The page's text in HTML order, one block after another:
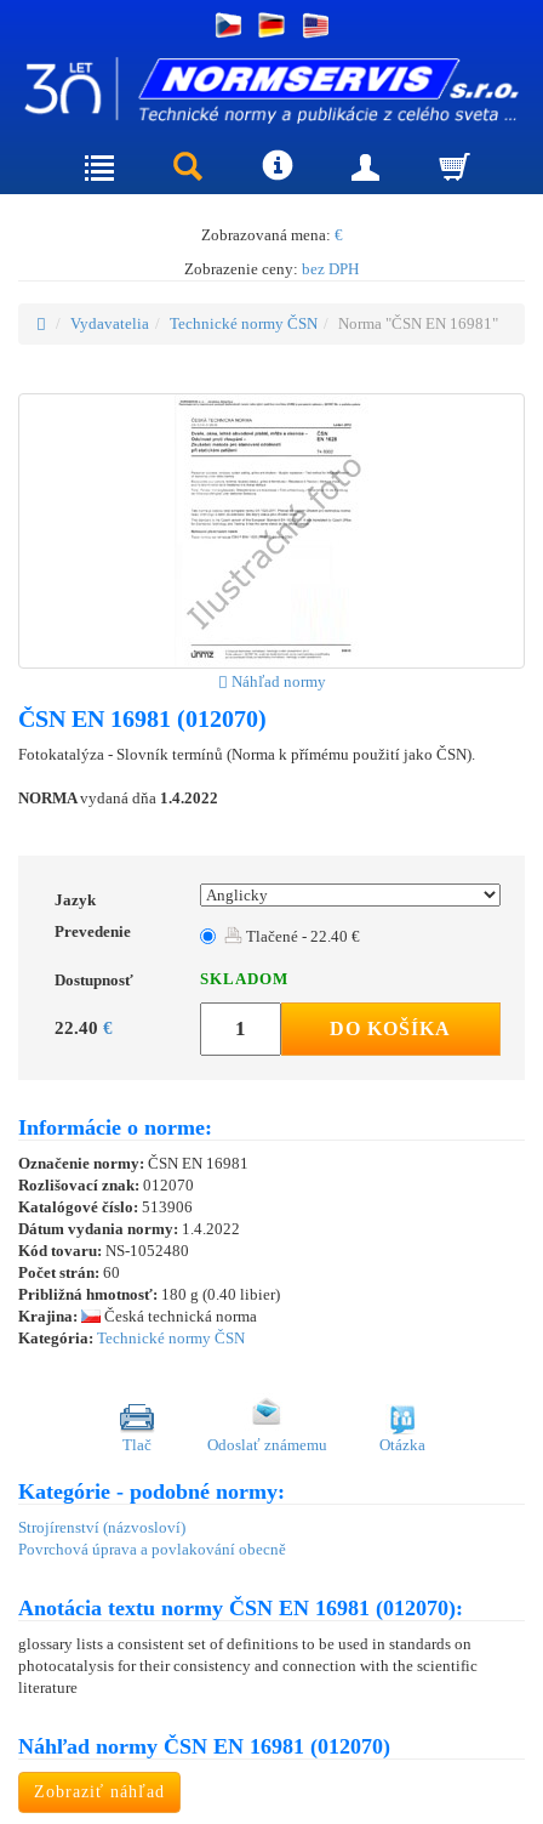
Zobrazovaná mena: €
Zobrazenie ceny: bez DPH
Vydavatelia Technické normy ČSN Norma "ČSN EN 16981"
Náhľad normy
ČSN EN 16981 (012070)
Fotokatalýza - Slovník termínů (Norma k přímému použití jako ČSN).
NORMAvydaná dňa 1.4.2022
Jazyk
Prevedenie
Tlačené - 22.40 €
Dostupnosť SKLADOM
22.40 € DO KOŠÍKA
Informácie o norme:
Označenie normy: ČSN EN 16981
Rozlišovací znak: 012070
Katalógové číslo: 513906
Dátum vydania normy: 1.4.2022
Kód tovaru: NS-1052480
Počet strán: 60
Približná hmotnosť: 180 g (0.40 libier)
Krajina:
Česká technická norma
Kategória: Technické normy ČSN
Tlač Odoslať známemu Otázka
Kategórie - podobné normy:
Strojírenství (názvosloví)
Povrchová úprava a povlakování obecně
Anotácia textu normy ČSN EN 16981 (012070):
glossary lists a consistent set of definitions to be used in standards on
photocatalysis for their consistency and connection with the scientific
literature
Náhľad normy ČSN EN 16981 (012070)
Zobraziť náhľad